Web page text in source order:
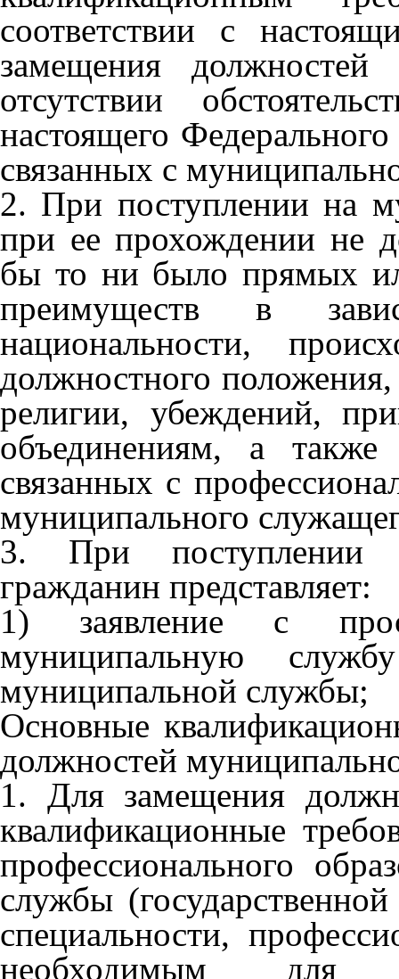
соответствии с
замещения
отсутствии
настоящего
связанных с
2. При поступлении на
при ее прохождении не
бы то ни было прямых
преимуществ в
национальности,
должностного
религии, убеждений,
объединениям, а также
связанных с
муниципального
3. При поступлении
гражданин представляет:
1) заявление с
муниципальную
муниципальной службы;
Основные
должностей
1. Для замещения
квалификационные
профессионального
службы
специальности,
необходимым для